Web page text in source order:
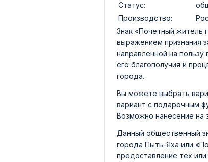
Статус:
Производство:
Знак «Почетный житель
выражением признания
направленной на
его благополучия и
города.
Вы можете выбрать
вариант с подарочным
Возможно нанесение на
Данный общественный
города Пыть-Яха или
предоставление тех